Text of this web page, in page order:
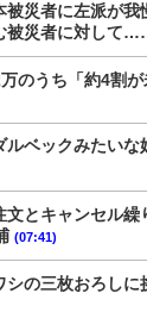
災者に左派が我
被災者に対して
のうち「約4割
ベックみたいな
文とキャンセル
(07:41)
の三枚おろしに